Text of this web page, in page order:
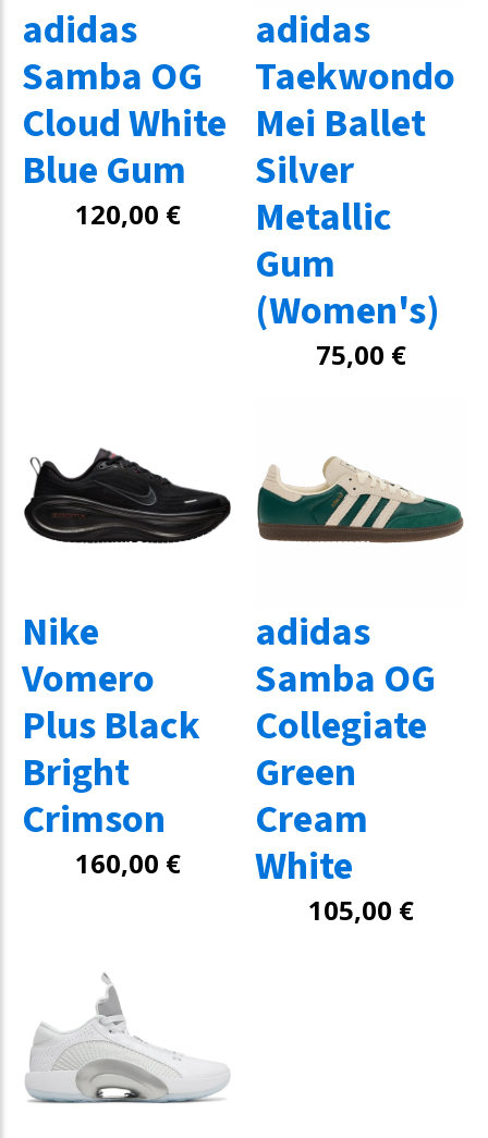
adidas
Samba OG
Cloud White
Blue Gum
120,00 €
adidas
Taekwondo
Mei Ballet
Silver
Metallic
Gum
(Women's)
75,00 €
Nike
Vomero
Plus Black
Bright
Crimson
160,00 €
adidas
Samba OG
Collegiate
Green
Cream
White
105,00 €